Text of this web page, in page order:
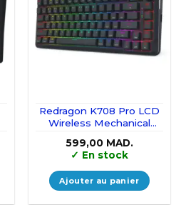
Redragon K708 Pro LCD
Wireless Mechanical
599,00 MAD.
✓ En stock
Ajouter au panier